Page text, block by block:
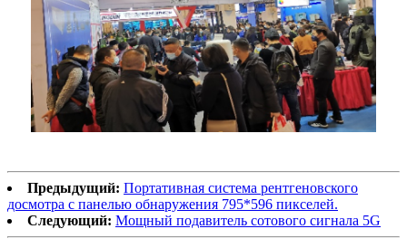
Предыдущий: Портативная система рентгеновского
досмотра с панелью обнаружения 795*596 пикселей.
Следующий: Мощный подавитель сотового сигнала 5G